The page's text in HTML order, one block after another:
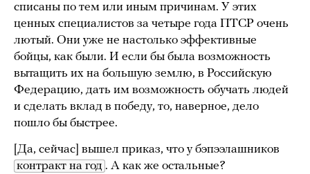
списаны по тем или иным причинам. У этих
ценных специалистов за четыре года ПТСР очень
лютый. Они уже не настолько эффективные
бойцы, как были. И если бы была возможность
вытащить их на большую землю, в Российскую
Федерацию, дать им возможность обучать людей
и сделать вклад в победу, то, наверное, дело
пошло бы быстрее.
[Да, сейчас] вышел приказ, что у бэпээлашников
контракт на год . А как же остальные?